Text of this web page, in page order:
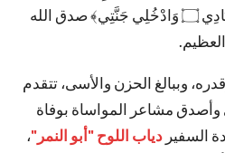
مَّرْضِيَّةً ۝ فَادْخُلِي فِي عِبَادِي ۝ وَادْخُلِي جَنَّتِي﴾ صدق الله
العظيم.
وببالغ الحزن والأسى، تتقدم
وأصدق مشاعر المواساة بوفاة
السفير دياب اللوح "أبو النمر"،